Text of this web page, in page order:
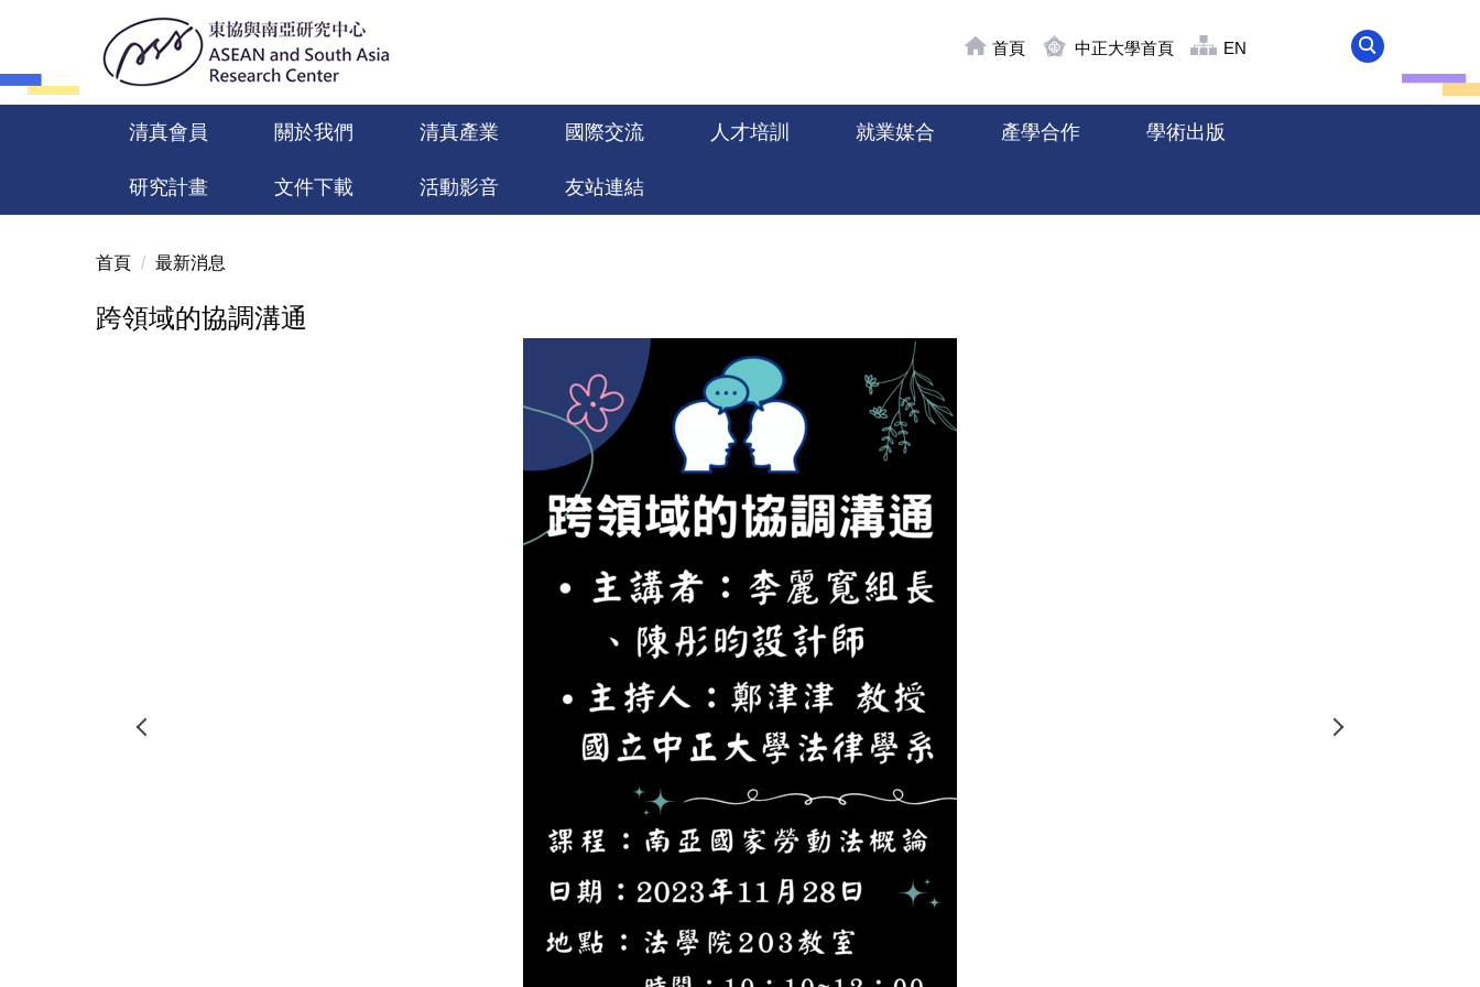
主
清真會員 關於我們 清真產業 國際交流 人才培訓 就業媒合 產學合作 學術出版
研究計畫 文件下載 活動影音 友站連結
首頁 中正大學首頁 EN
首頁 最新消息
跨領域的協調溝通